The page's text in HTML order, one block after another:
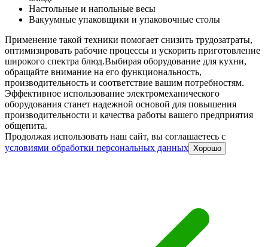
Настольные и напольные весы
Вакуумные упаковщики и упаковочные столы
Применение такой техники помогает снизить трудозатраты,
оптимизировать рабочие процессы и ускорить приготовление
широкого спектра блюд.Выбирая оборудование для кухни,
обращайте внимание на его функциональность,
производительность и соответствие вашим потребностям.
Эффективное использование электромеханического
оборудования станет надежной основой для повышения
производительности и качества работы вашего предприятия
общепита.
Продолжая использовать наш сайт, вы соглашаетесь c
условиями обработки персональных данных Хорошо